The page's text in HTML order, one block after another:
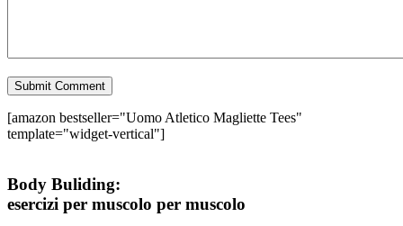
[amazon bestseller="Uomo Atletico Magliette Tees"
template="widget-vertical"]
Body Buliding:
esercizi per muscolo per muscolo